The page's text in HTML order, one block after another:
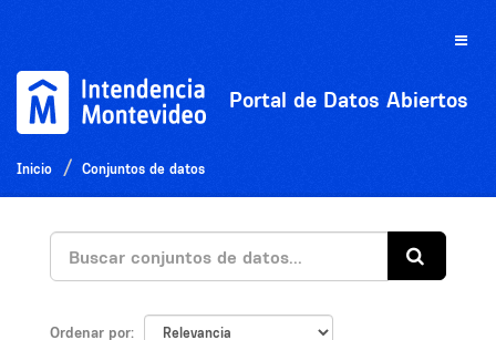
Toggle
Portal de Datos Abiertos
Inicio Conjuntos de datos
Ordenar por